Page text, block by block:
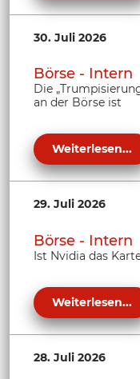
30. Juli 2026
Börse - Intern
Die
an der Börse ist
Weiterlesen...
29. Juli 2026
Börse - Intern
Ist Nvidia das
Weiterlesen...
28. Juli 2026